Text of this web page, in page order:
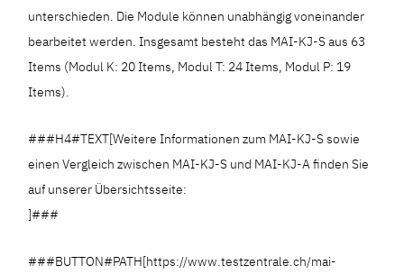
unterschieden. Die Module können unabhängig voneinander
bearbeitet werden. Insgesamt besteht das MAI-KJ-S aus 63
Items (Modul K: 20 Items, Modul T: 24 Items, Modul P: 19
Items).
###H4#TEXT[Weitere Informationen zum MAI-KJ-S sowie
einen Vergleich zwischen MAI-KJ-S und MAI-KJ-A finden Sie
auf unserer Übersichtsseite:
]###
###BUTTON#PATH[https://www.testzentrale.ch/mai-